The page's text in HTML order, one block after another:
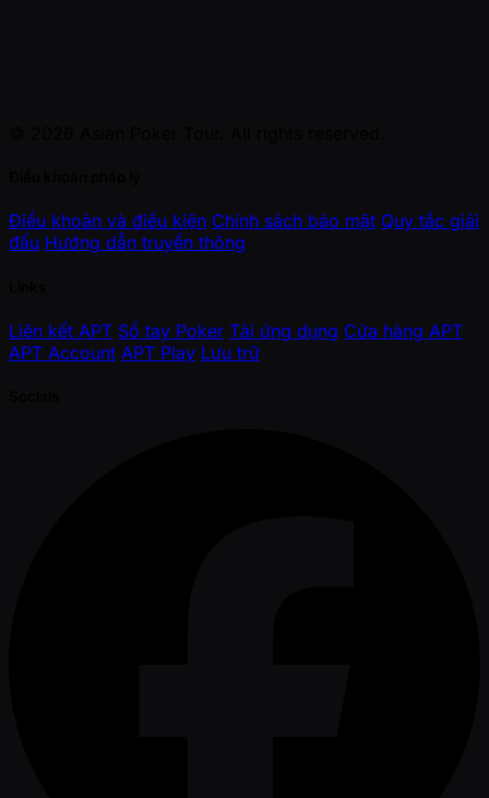
Điều khoản và điều kiện Chính sách bảo mật Quy tắc giải
đấu Hướng dẫn truyền thông
Liên kết APT Sổ tay Poker Tải ứng dụng Cửa hàng APT
APT Account APT Play Lưu trữ